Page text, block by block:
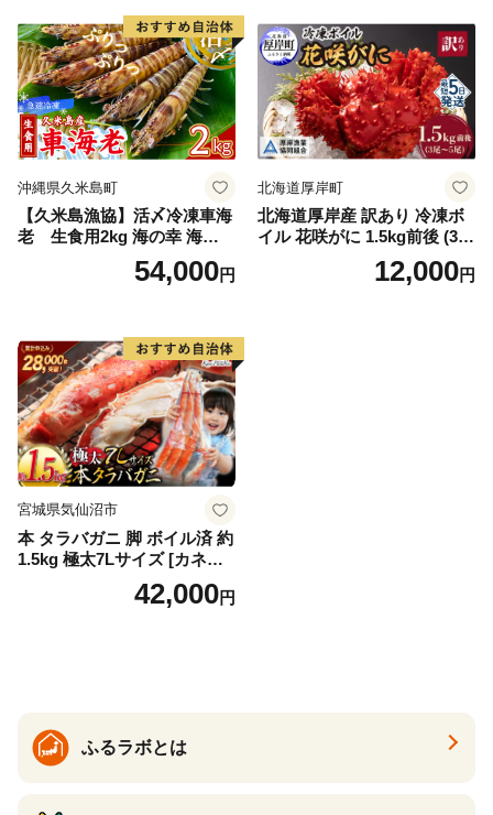
イル済み 冷凍 カニ 蟹 かに
カニ味噌 甲羅 お得 格安 小ぶ
り 解凍 カニ鍋 甲羅焼き 海鮮
返礼品 特産品 新鮮 濃厚 旨み
簡単調理 家庭用 ギフト グル
メ
沖縄県久米島町
【久米島漁協】活〆冷凍車海
老 生食用2kg 海の幸 海鮮
車えび クルマエビ 高級食材
生食 刺身 鮮度抜群 プリプリ
り物 お歳暮 お中元
54,000円
北海道厚岸町
北海道厚岸産 訳あり 冷凍ボ
イル 花咲がに 1.5kg前後 (3尾
～5尾入) 蟹 花咲ガニ 魚介類
魚介 [№5863-1090]12,000円
宮城県気仙沼市
本 タラバガニ 脚 ボイル済 約
1.5kg 極太7Lサイズ [カネダ
イ 宮城県 気仙沼市 2056432
6] カニ かに 蟹 たらばがに た
42,000円
ふるラボとは